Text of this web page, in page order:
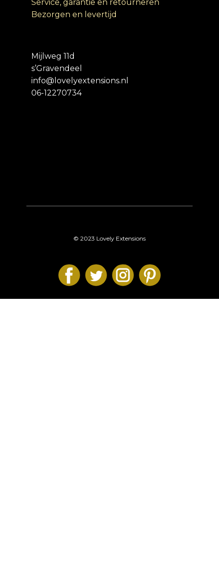
Service, garantie en retourneren
Bezorgen en levertijd
Mijlweg 11d
s’Gravendeel
info@lovelyextensions.nl
06-12270734
© 2023 Lovely Extensions